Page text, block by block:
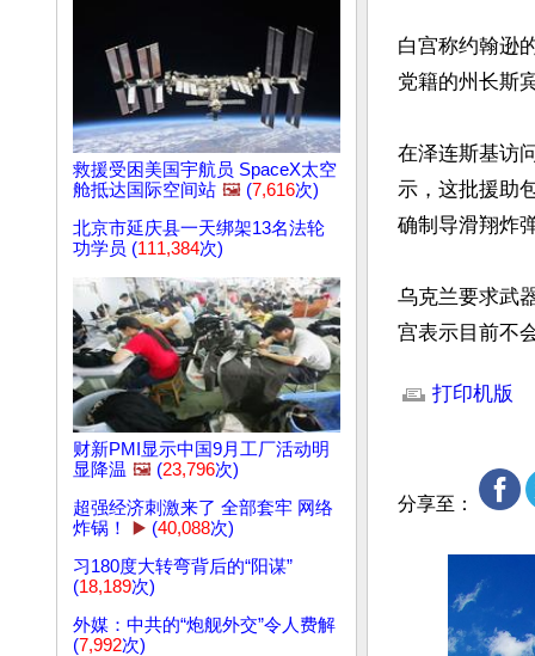
救援受困美国宇航员 SpaceX太空
舱抵达国际空间站 🖼️ (7,616次)
北京市延庆县一天绑架13名法轮
功学员 (111,384次)
财新PMI显示中国9月工厂活动明
显降温 🖼️ (23,796次)
超强经济刺激来了 全部套牢 网络
炸锅！
▶️ (40,088次)
习180度大转弯背后的“阳谋”
(18,189次)
外媒：中共的“炮舰外交”令人费解
(7,992次)
白宫称约翰逊
党籍的州长斯
在泽连斯基访
示，这批援助
确制导滑翔炸
乌克兰要求武
宫表示目前不
打印机版
分享至：